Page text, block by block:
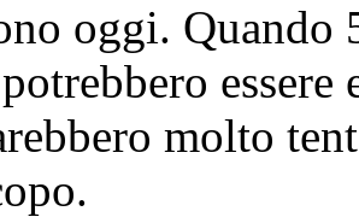
oggi. Quando
molto